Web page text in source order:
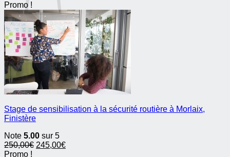
Votre panier est vide.
Retour à la boutique
Promo !
Stage de sensibilisation à la sécurité routière à Morlaix,
Finistère
Note 5.00 sur 5
250,00€ Le
245,00€Le
Promo !